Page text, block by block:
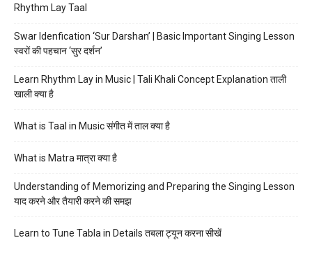
Rhythm Lay Taal
Swar Idenfication ‘Sur Darshan’ | Basic Important Singing Lesson
स्वरों की पहचान ‘सुर दर्शन’
Learn Rhythm Lay in Music | Tali Khali Concept Explanation ताली
खाली क्या है
What is Taal in Music संगीत में ताल क्या है
What is Matra मात्रा क्या है
Understanding of Memorizing and Preparing the Singing Lesson
याद करने और तैयारी करने की समझ
Learn to Tune Tabla in Details तबला ट्यून करना सीखें